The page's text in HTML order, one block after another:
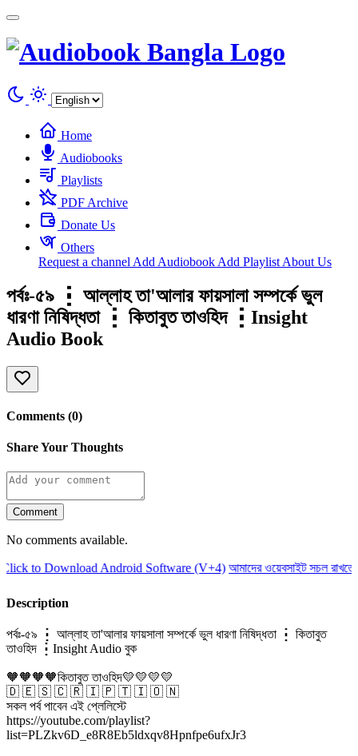
Home
Audiobooks
Playlists
PDF Archive
Donate Us
Others
Request a channel Add Audiobook Add Playlist About Us
পর্বঃ-৫৯ ┇ আল্লাহ তা'আলার ফায়সালা সম্পর্কে ভুল
ধারণা নিষিদ্ধতা ┇ কিতাবুত তাওহিদ ┇Insight
Audio Book
Comments (0)
Share Your Thoughts
Comment
No comments available.
to Download Android Software (V+4) আমাদের ওয়েবসাইট সচল
Description
পর্বঃ-৫৯ ┇ আল্লাহ তা'আলার ফায়সালা সম্পর্কে ভুল ধারণা নিষিদ্ধতা ┇ কিতাবুত
তাওহিদ ┇Insight Audio বুক
🧡🧡🧡🧡কিতাবুত তাওহিদ💛💛💛💛
🇩 🇪 🇸 🇨 🇷 🇮 🇵 🇹 🇮 🇴 🇳
সকল পর্ব পাবেন এই প্লেলিস্টে
https://youtube.com/playlist?
list=PLZkv6D_e8R8Eb5ldxqv8Hpnfpe6ufxJr3